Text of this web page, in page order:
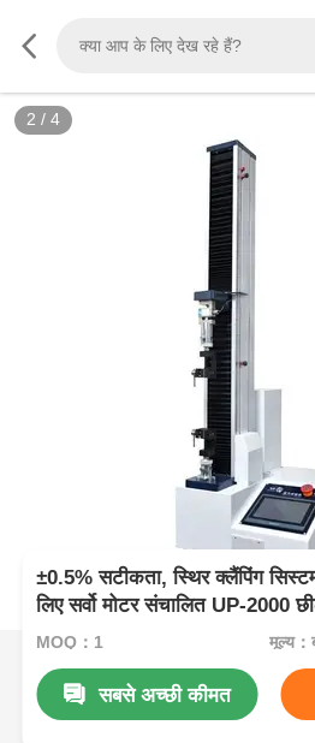
2 / 4
±0.5% सटीकता, स्थिर क्लैंपिंग
लिए सर्वो मोटर संचालित UP-2000
MOQ：1 मूल्य：
सबसे अच्छी कीमत